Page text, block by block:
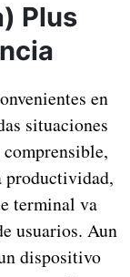
Plus
en
situaciones
productividad,
terminal va
usuarios. Aun
dispositivo